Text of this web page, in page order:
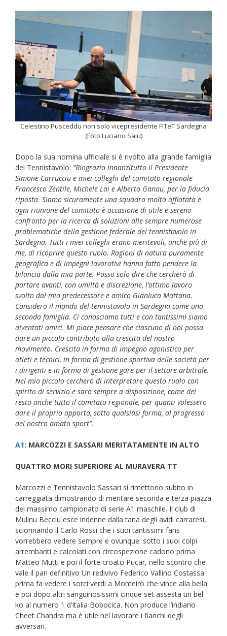
Celestino Pusceddu non solo vicepresidente FITeT Sardegna
(Foto Luciano Saiu)
Dopo la sua nomina ufficiale si è rivolto alla grande famiglia
del Tennistavolo: “Ringrazio innanzitutto il Presidente
Simone Carrucciu e miei colleghi del comitato regionale
Francesco Zentile, Michele Lai e Alberto Ganau, per la fiducia
riposta. Siamo sicuramente una squadra molto affiatata e
ogni riunione del comitato è occasione di utile e sereno
confronto per la ricerca di soluzioni alle sempre numerose
problematiche della gestione federale del tennistavolo in
Sardegna. Tutti i miei colleghi erano meritevoli, anche più di
me, di ricoprire questo ruolo. Ragioni di natura puramente
geografica e di impegni lavorativi hanno fatto pendere la
bilancia dalla mia parte. Posso solo dire che cercherò di
portare avanti, con umiltà e discrezione, l’ottimo lavoro
svolto dal mio predecessore e amico Gianluca Mattana.
Considero il mondo del tennistavolo in Sardegna come una
seconda famiglia. Ci conosciamo tutti e con tantissimi siamo
diventati amici. Mi piace pensare che ciascuno di noi possa
dare un piccolo contributo alla crescita del nostro
movimento. Crescita in forma di impegno agonistico per
atleti e tecnici, in forma di gestione sportiva delle società per
i dirigenti e in forma di gestione gare per il settore arbitrale.
Nel mio piccolo cercherò di interpretare questo ruolo con
spirito di servizio e sarò sempre a disposizione, come del
resto anche tutto il comitato regionale, per quanti volessero
dare il proprio apporto, sotto qualsiasi forma, al progresso
del nostro amato sport”.
A1: MARCOZZI E SASSARI MERITATAMENTE IN ALTO
QUATTRO MORI SUPERIORE AL MURAVERA TT
Marcozzi e Tennistavolo Sassari si rimettono subito in
carreggiata dimostrando di meritare seconda e terza piazza
del massimo campionato di serie A1 maschile. Il club di
Mulinu Becciu esce indenne dalla tana degli avidi carraresi,
sciorinando il Carlo Rossi che i suoi tantissimi fans
vorrebbero vedere sempre e ovunque: sotto i suoi colpi
arrembanti e calcolati con circospezione cadono prima
Matteo Mutti e poi il forte croato Pucar, nello scontro che
vale il pari definitivo Un redivivo Federico Vallino Costassa
prima fa vedere i sorci verdi a Monteiro che vince alla bella
e poi dopo altri sanguinosissimi cinque set assesta un bel
ko al numero 1 d’Italia Bobocica. Non produce l’indiano
Cheet Chandra ma è utile nel lavorare i fianchi degli
avversari.